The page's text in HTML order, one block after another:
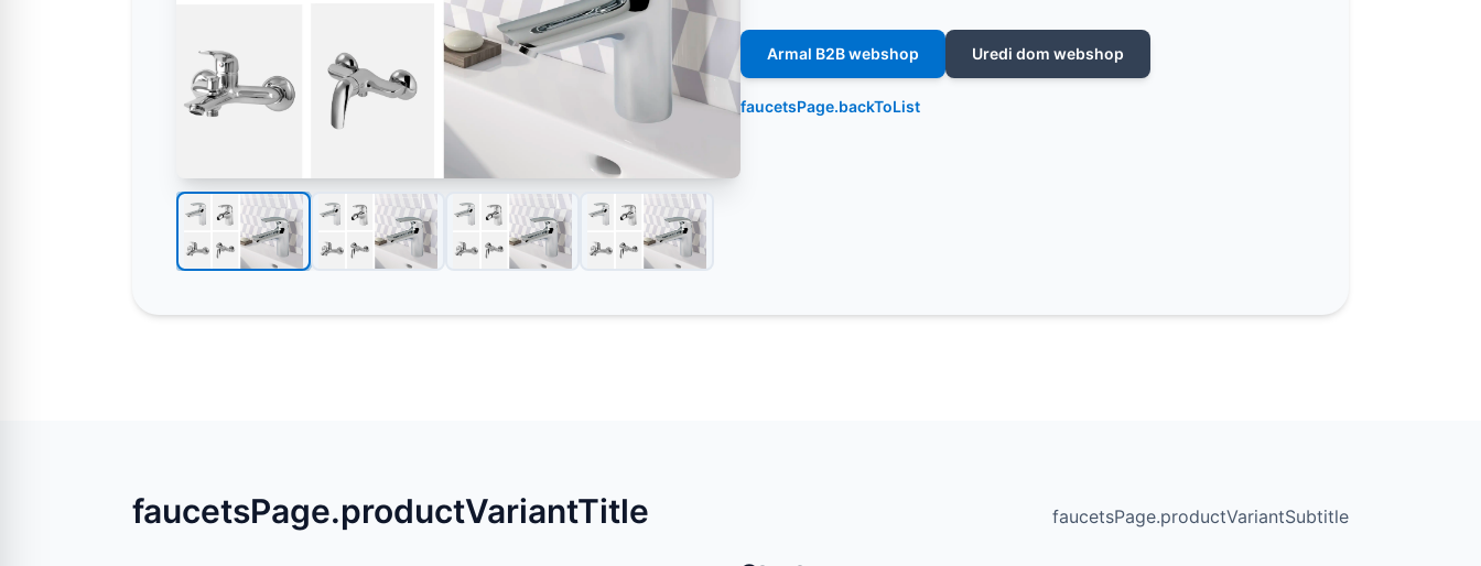
Armal B2B webshop Uredi dom webshop
faucetsPage.backToList
faucetsPage.productVariantTitle faucetsPage.productVariantSubtitle